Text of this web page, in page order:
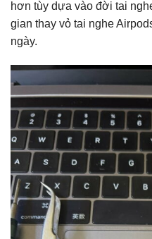
hơn tùy dựa vào đời tai
gian thay vỏ tai nghe
ngày.